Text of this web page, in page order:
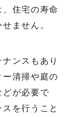
住宅の寿命
ません。
ンスもあり
清掃や庭の
が必要で
を行うこと